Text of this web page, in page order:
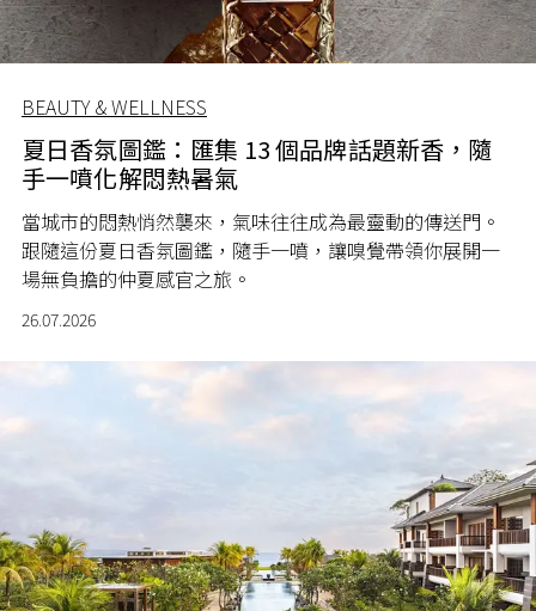
BEAUTY & WELLNESS
夏日香氛圖鑑：匯集 13 個品牌話題新香，隨
手一噴化解悶熱暑氣
當城市的悶熱悄然襲來，氣味往往成為最靈動的傳送門。
跟隨這份夏日香氛圖鑑，隨手一噴，讓嗅覺帶領你展開一
場無負擔的仲夏感官之旅。
26.07.2026